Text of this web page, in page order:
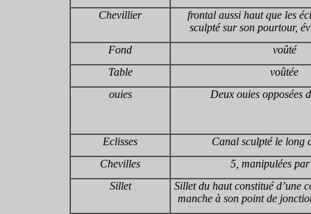
Chevillier
frontal aussi haut que les
sculpté sur son pourtour,
Fond
voûté
Table
voûtée
ouies
Deux ouies opposées
Eclisses
Canal sculpté le long
Chevilles
5, manipulées
Sillet
Sillet du haut constitué d’une
manche à son point de